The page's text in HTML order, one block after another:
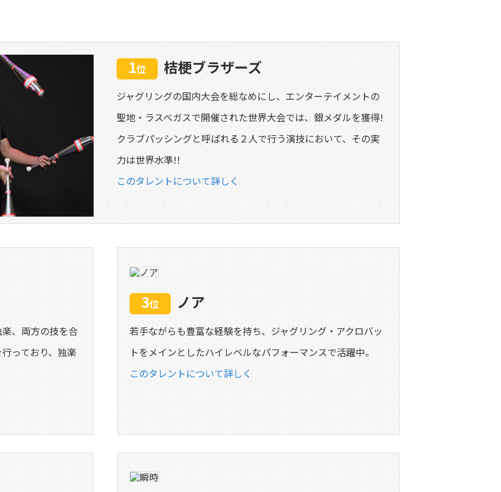
1位 桔梗ブラザーズ
ジャグリングの国内大会を総なめにし、エンターテイメントの
聖地・ラスベガスで開催された世界大会では、銀メダルを獲得!
クラブパッシングと呼ばれる２人で行う演技において、その実
力は世界水準!!
このタレントについて詳しく
、両方の技を合
っており、独楽
3位 ノア
若手ながらも豊富な経験を持ち、ジャグリング・アクロバッ
トをメインとしたハイレベルなパフォーマンスで活躍中。
このタレントについて詳しく